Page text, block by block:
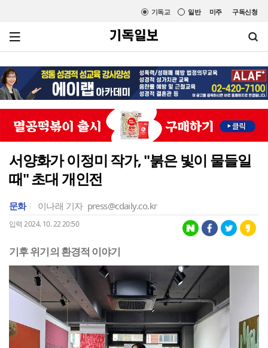
미주 구독신청
일반
기독교
서양화가 이정미 작가, "붉은 빛이 물들일
때" 초대 개인전
문화 이나래 기자 press@cdaily.co.kr
입력 2024. 10. 22 20:50
기후 위기의 환경적 이야기